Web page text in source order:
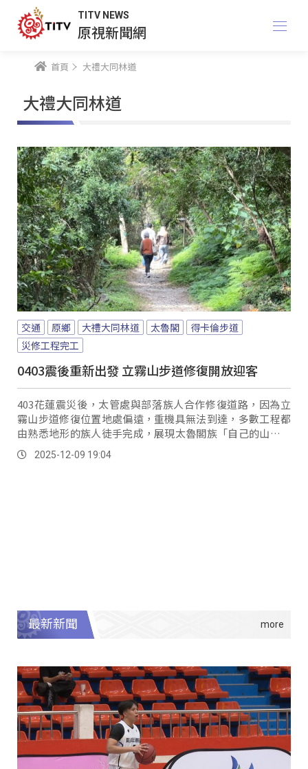
TITV NEWS
原視新聞網
首頁 大禮大同林道
大禮大同林道
交通 原鄉 大禮大同林道 太魯閣
得卡倫步道
災修工程完工
0403震後重新出發 立霧山步道修復開放迎客
403花蓮震災後，太管處與部落族人合作修復道路，因為立
霧山步道修復位置地處偏遠，重機具無法到達，多數工程都
由熟悉地形的族人徒手完成，展現太魯閣族「自己的山路自
己修」的精神。
2025-12-09 19:04
最新新聞